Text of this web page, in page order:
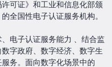
可证》和工业和信息化部颁
全国性电子认证服务机构。
电子认证服务能力 、结合监
字政府、数字经济、数字生
务。面向数字化场景中的